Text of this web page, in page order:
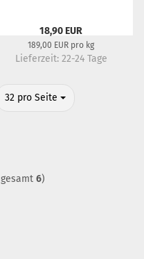
18,90 EUR
189,00 EUR pro kg
Lieferzeit: 22-24 Tage
32 pro Seite
pro Seite
6)